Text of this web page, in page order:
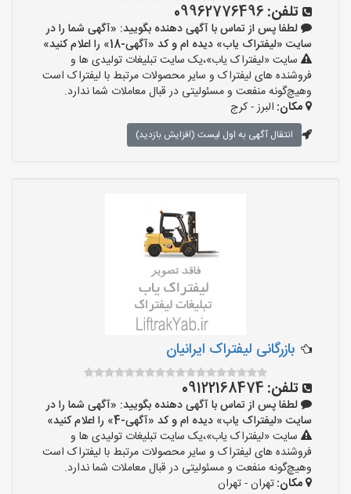
تلفن: 09962776496
لطفا پس از تماس با آگهی دهنده بگویید: «آگهی شما را در
سایت «لیفتراک یاب» دیده ام و کد «آگهی-18» را اعلام کنید»
سایت «لیفتراک یاب»،یک سایت تبلیغات تولیدی ها و
فروشنده های لیفتراک و سایر محصولات مرتبط با لیفتراک است
وهیچ‌گونه منفعت و مسئولیتی در قبال معاملات شما ندارد.
مکان: البرز - کرج
انتقال آگهی به اول لیست (افزایش بازدید)
بازرگانی لیفتراک ایرانیان
تلفن: 09122168474
لطفا پس از تماس با آگهی دهنده بگویید: «آگهی شما را در
سایت «لیفتراک یاب» دیده ام و کد «آگهی-4» را اعلام کنید»
سایت «لیفتراک یاب»،یک سایت تبلیغات تولیدی ها و
فروشنده های لیفتراک و سایر محصولات مرتبط با لیفتراک است
وهیچ‌گونه منفعت و مسئولیتی در قبال معاملات شما ندارد.
مکان:تهران - تهران